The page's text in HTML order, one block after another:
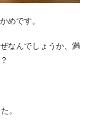
めです。
なんでしょうか、満
。